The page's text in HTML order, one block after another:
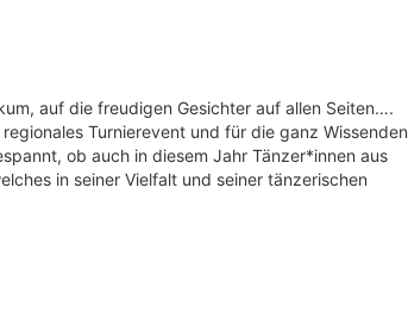
auf die freudigen Gesichter auf allen Seiten….
Turnierevent und für die ganz Wissenden
ob auch in diesem Jahr Tänzer*innen aus
in seiner Vielfalt und seiner tänzerischen